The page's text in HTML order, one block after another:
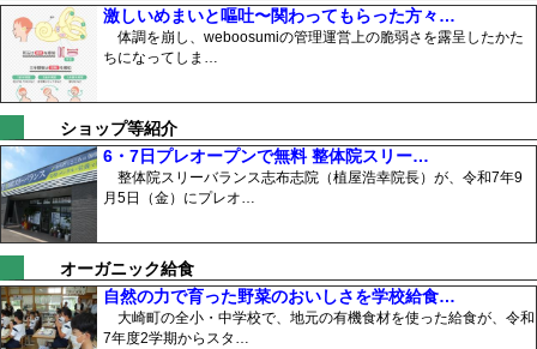
激しいめまいと嘔吐〜関わってもらった方々…
体調を崩し、weboosumiの管理運営上の脆弱さを露呈したかた
ちになってしま…
ショップ等紹介
6・7日プレオープンで無料 整体院スリー…
整体院スリーバランス志布志院（植屋浩幸院長）が、令和7年9
月5日（金）にプレオ…
オーガニック給食
自然の力で育った野菜のおいしさを学校給食…
大崎町の全小・中学校で、地元の有機食材を使った給食が、令和
7年度2学期からスタ…